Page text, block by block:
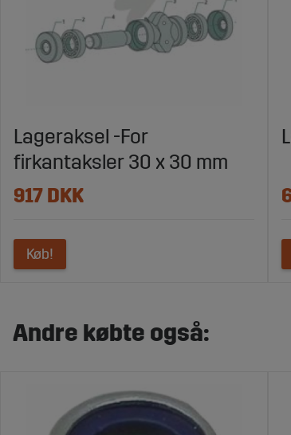
Lageraksel -For
firkantaksler 30 x 30 mm
917 DKK
Køb!
Andre købte også: